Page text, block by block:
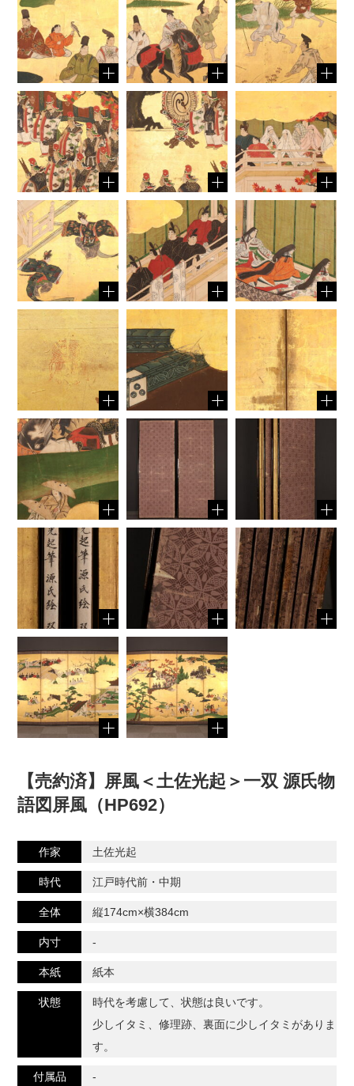
【売約済】屏風＜土佐光起＞一双 源氏物
語図屏風（HP692）
作家 土佐光起
時代 江戸時代前・中期
全体 縦174cm×横384cm
内寸 -
本紙 紙本
状態
時代を考慮して、状態は良いです。
少しイタミ、修理跡、裏面に少しイタミがありま
す。
付属品 -